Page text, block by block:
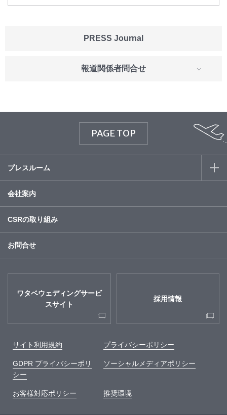
PRESS Journal
報道関係者問合せ
PAGE TOP
プレスルーム
会社案内
CSRの取り組み
お問合せ
ワタベウェディングサービ
スサイト
採用情報
サイト利用規約 プライバシーポリシー
GDPR プライバシーポリ
シー
ソーシャルメディアポリシー
お客様対応ポリシー 推奨環境